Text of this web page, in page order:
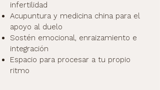
infertilidad
Acupuntura y medicina china para el
apoyo al duelo
Sostén emocional, enraizamiento e
integración
Espacio para procesar a tu propio
ritmo